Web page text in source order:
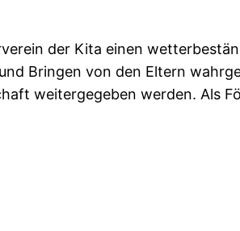
der Kita einen
Bringen von den Eltern
weitergegeben werden. Als